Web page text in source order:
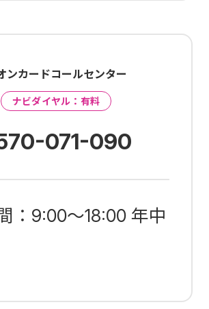
ンカードコールセンター
ナビダイヤル：有料
071-090
：9:00～18:00 年中